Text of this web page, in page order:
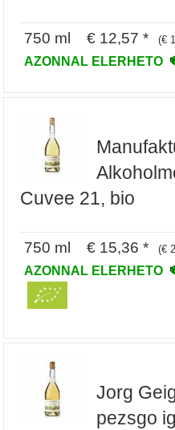
750 ml € 12,57 * (€
AZONNAL ELERHETO
Cuvee 21, bio
750 ml € 15,36 * (€
AZONNAL ELERHETO
Jorg
pezsgo